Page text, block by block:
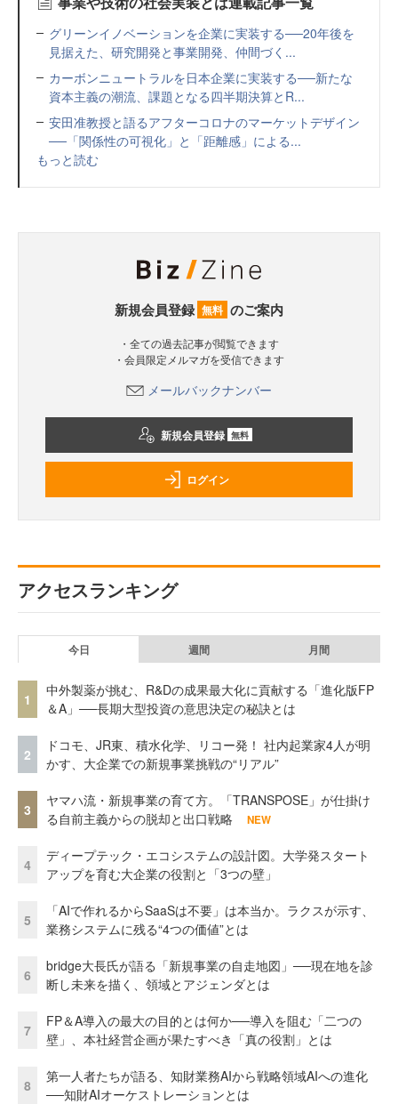
グリーンイノベーションを企業に実装する──20年後を
見据えた、研究開発と事業開発、仲間づく...
カーボンニュートラルを日本企業に実装する──新たな
資本主義の潮流、課題となる四半期決算とR...
安田准教授と語るアフターコロナのマーケットデザイン
──「関係性の可視化」と「距離感」による...
もっと読む
新規会員登録 無料 のご案内
・全ての過去記事が閲覧できます
・会員限定メルマガを受信できます
メールバックナンバー
新規会員登録 無料
ログイン
アクセスランキング
今日 週間 月間
1
中外製薬が挑む、R&Dの成果最大化に貢献する「進化版FP
＆A」──長期大型投資の意思決定の秘訣とは
2
ドコモ、JR東、積水化学、リコー発！ 社内起業家4人が明
かす、大企業での新規事業挑戦の“リアル”
3
ヤマハ流・新規事業の育て方。「TRANSPOSE」が仕掛け
る自前主義からの脱却と出口戦略
NEW
4
ディープテック・エコシステムの設計図。大学発スタート
アップを育む大企業の役割と「3つの壁」
5
「AIで作れるからSaaSは不要」は本当か。ラクスが示す、
業務システムに残る“4つの価値”とは
6
bridge大長氏が語る「新規事業の自走地図」──現在地を診
断し未来を描く、領域とアジェンダとは
7
FP＆A導入の最大の目的とは何か──導入を阻む「二つの
壁」、本社経営企画が果たすべき「真の役割」とは
8
第一人者たちが語る、知財業務AIから戦略領域AIへの進化
──知財AIオーケストレーションとは